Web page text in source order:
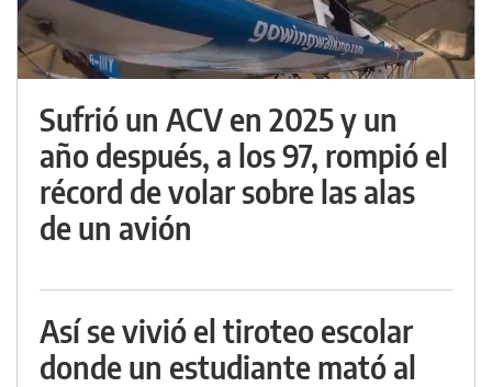
Sufrió un ACV en 2025 y un
año después, a los 97, rompió el
récord de volar sobre las alas
de un avión
Así se vivió el tiroteo escolar
donde un estudiante mató al